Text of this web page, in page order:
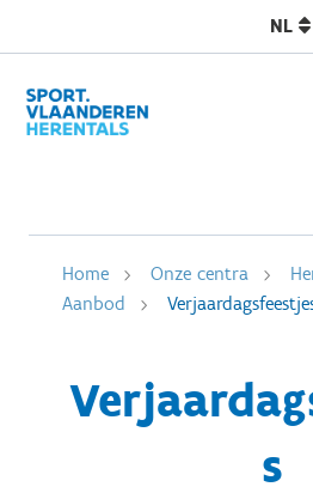
NL
Home Onze centra
Aanbod
s